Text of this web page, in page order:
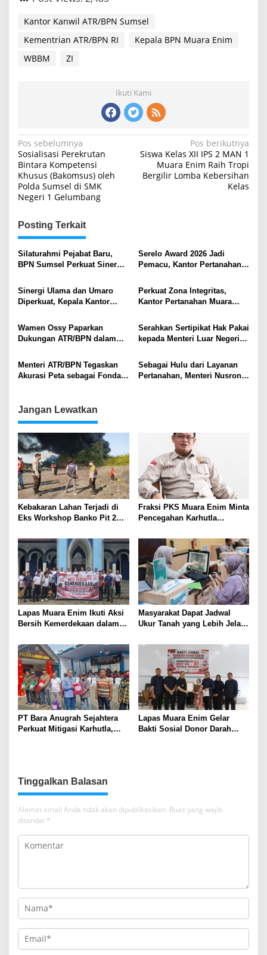
Kantor Kanwil ATR/BPN Sumsel
Kementrian ATR/BPN RI
Kepala BPN Muara Enim
WBBM
ZI
Ikuti Kami
Navigasi
pos
Pos sebelumnya
Sosialisasi Perekrutan
Bintara Kompetensi
Khusus (Bakomsus) oleh
Polda Sumsel di SMK
Negeri 1 Gelumbang
Pos berikutnya
Siswa Kelas XII IPS 2 MAN 1
Muara Enim Raih Tropi
Bergilir Lomba Kebersihan
Kelas
Posting Terkait
Silaturahmi Pejabat Baru,
BPN Sumsel Perkuat Sinergi
Serelo Award 2026 Jadi
Pemacu, Kantor Pertanahan
dan Tata Kelola Aset Negara
Sinergi Ulama dan Umaro
Diperkuat, Kepala Kantor
Hadiri Pelantikan Pengurus
MUI Kecamatan
Perkuat Zona Integritas,
Kantor Pertanahan Muara
Menuju WBBM
Wamen Ossy Paparkan
Dukungan ATR/BPN dalam
dan Rekonstruksi
Pascabencana di Sumatra
Serahkan Sertipikat Hak Pakai
kepada Menteri Luar Negeri,
Amankan Aset Negara
Menteri ATR/BPN Tegaskan
Akurasi Peta sebagai Fondasi
Sebagai Hulu dari Layanan
Pertanahan, Menteri Nusron
Jangan Lewatkan
Kebakaran Lahan Terjadi di
Eks Workshop Banko Pit 2
Fraksi PKS Muara Enim Minta
Pencegahan Karhutla
Lapas Muara Enim Ikuti Aksi
Bersih Kemerdekaan dalam
Indonesia
Masyarakat Dapat Jadwal
Ukur Tanah yang Lebih Jelas
Terjadwal
PT Bara Anugrah Sejahtera
Perkuat Mitigasi Karhutla,
Lapas Muara Enim Gelar
Bakti Sosial Donor Darah
Tinggalkan Balasan
Alamat email Anda tidak akan dipublikasikan. Ruas yang wajib
ditandai *